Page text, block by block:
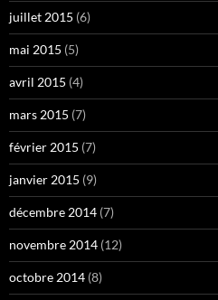
juillet 2015 (6)
mai 2015 (5)
avril 2015 (4)
mars 2015 (7)
février 2015 (7)
janvier 2015 (9)
décembre 2014 (7)
novembre 2014 (12)
octobre 2014 (8)